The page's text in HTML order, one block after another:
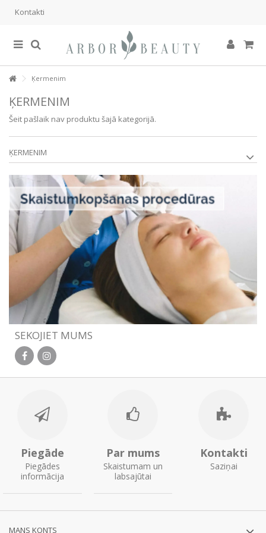
Kontakti
Ķermenim
ĶERMENIM
Šeit pašlaik nav produktu šajā kategorijā.
ĶERMENIM
SEKOJIET MUMS
Piegāde
Piegādes
informācija
Par mums
Skaistumam un
labsajūtai
Kontakti
Saziņai
MANS KONTS